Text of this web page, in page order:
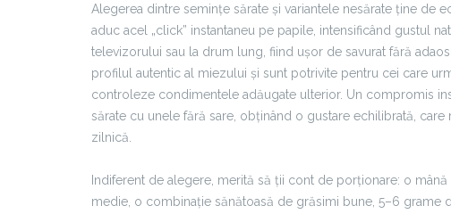
Alegerea dintre semințe sărate și variantele nesărate ține de
aduc acel „click” instantaneu pe papile, intensificând gustul
televizorului sau la drum lung, fiind ușor de savurat fără
profilul autentic al miezului și sunt potrivite pentru cei care
controleze condimentele adăugate ulterior. Un compromis
sărate cu unele fără sare, obținând o gustare echilibrată,
zilnică.
Indiferent de alegere, merită să ții cont de porționare: o
medie, o combinație sănătoasă de grăsimi bune, 5–6 grame